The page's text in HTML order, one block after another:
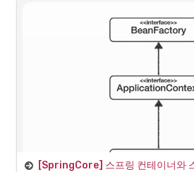
XML 설정 사용 방식
위 AppConfig.java를 대신하여
인식하게 하는 방법이다. 문법은 상이하나 거
다. <bean> 과 같은 태그로 변경되고 속성으
[SpringCore] 스프링 컨테이너와